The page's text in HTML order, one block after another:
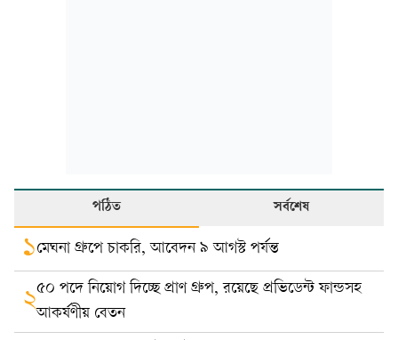
পঠিত সর্বশেষ
১মেঘনা গ্রুপে চাকরি, আবেদন ৯ আগস্ট পর্যন্ত
২৫০ পদে নিয়োগ দিচ্ছে প্রাণ গ্রুপ, রয়েছে প্রভিডেন্ট ফান্ডসহ
আকর্ষণীয় বেতন